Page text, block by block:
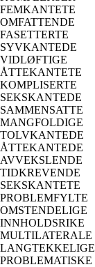
FEMKANTETE
OMFATTENDE
FASETTERTE
SYVKANTEDE
VIDLØFTIGE
ÅTTEKANTETE
KOMPLISERTE
SEKSKANTEDE
SAMMENSATTE
MANGFOLDIGE
TOLVKANTEDE
ÅTTEKANTEDE
AVVEKSLENDE
TIDKREVENDE
SEKSKANTETE
PROBLEMFYLTE
OMSTENDELIGE
INNHOLDSRIKE
MULTILATERALE
LANGTEKKELIGE
PROBLEMATISKE